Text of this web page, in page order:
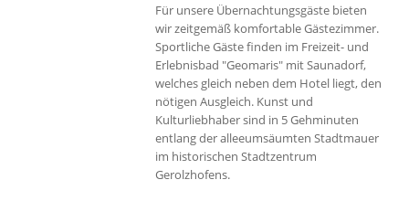
Für unsere Übernachtungsgäste bieten
wir zeitgemäß komfortable Gästezimmer.
Sportliche Gäste finden im Freizeit- und
Erlebnisbad "Geomaris" mit Saunadorf,
welches gleich neben dem Hotel liegt, den
nötigen Ausgleich. Kunst und
Kulturliebhaber sind in 5 Gehminuten
entlang der alleeumsäumten Stadtmauer
im historischen Stadtzentrum
Gerolzhofens.